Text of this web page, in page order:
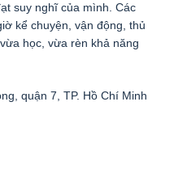
suy nghĩ của mình. Các
kể chuyện, vận động, thủ
học, vừa rèn khả năng
quận 7 , TP. Hồ Chí Minh